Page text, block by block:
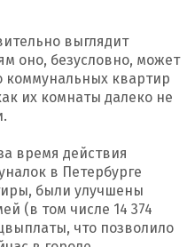
выглядит
оно, безусловно, может
коммунальных квартир
их комнаты далеко не
время действия
в Петербурге
были улучшены
(в том числе 14 374
что позволило